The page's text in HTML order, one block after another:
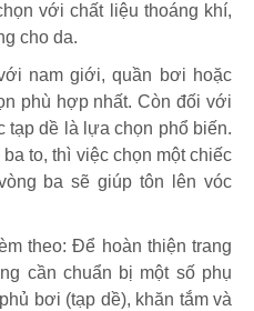
với chất liệu thoáng khí,
cho da.
nam giới, quần bơi hoặc
phù hợp nhất. Còn đối với
tạp dề là lựa chọn phổ biến.
to, thì việc chọn một chiếc
ba sẽ giúp tôn lên vóc
theo: Để hoàn thiện trang
cần chuẩn bị một số phụ
bơi (tạp dề), khăn tắm và